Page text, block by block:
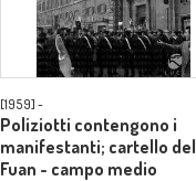
[1959] -
Poliziotti contengono i
manifestanti; cartello del
Fuan - campo medio